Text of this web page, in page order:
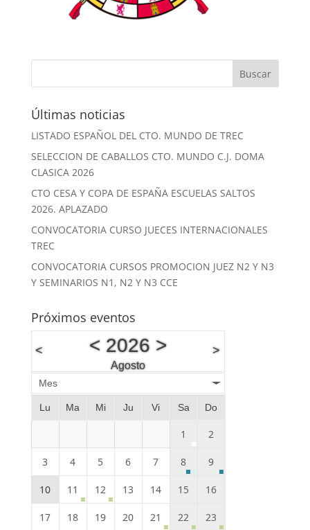
Últimas noticias
LISTADO ESPAÑOL DEL CTO. MUNDO DE TREC
SELECCION DE CABALLOS CTO. MUNDO C.J. DOMA
CLASICA 2026
CTO CESA Y COPA DE ESPAÑA ESCUELAS SALTOS
2026. APLAZADO
CONVOCATORIA CURSO JUECES INTERNACIONALES
TREC
CONVOCATORIA CURSOS PROMOCION JUEZ N2 Y N3
Y SEMINARIOS N1, N2 Y N3 CCE
Próximos eventos
< < 2026>
Agosto
>
Mes
Lu Ma Mi Ju Vi Sa Do
1 2
3 4 5 6 7 8 9
10 11 12 13 14 15 16
17 18 19 20 21 22 23